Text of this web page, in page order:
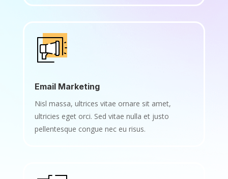
Email Marketing
Nisl massa, ultrices vitae ornare sit amet,
ultricies eget orci. Sed vitae nulla et justo
pellentesque congue nec eu risus.